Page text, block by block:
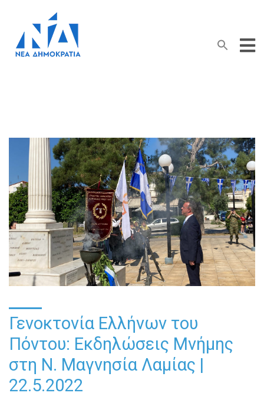
Search
for:
Search Button
Γενοκτονία Ελλήνων του
Πόντου: Εκδηλώσεις Μνήμης
στη Ν. Μαγνησία Λαμίας |
22.5.2022